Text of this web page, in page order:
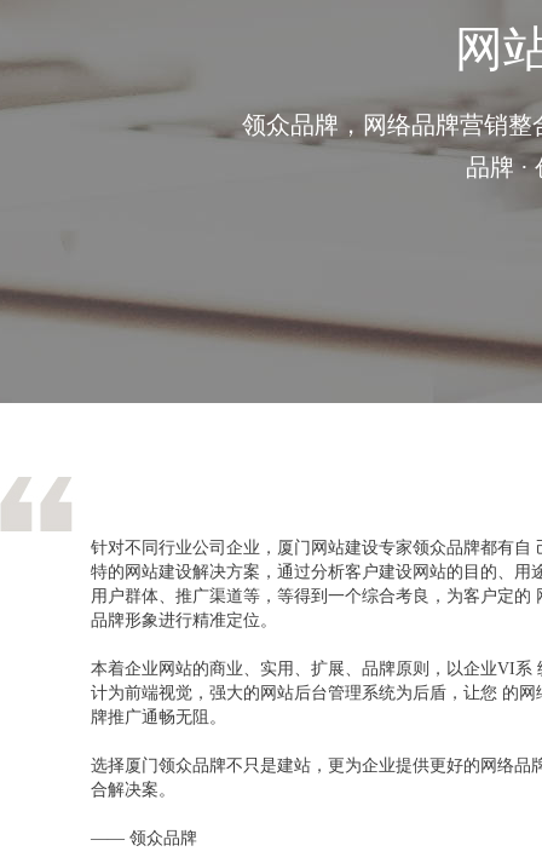
网
领众品牌，网络品牌营销
品牌 ·
针对不同行业公司企业，厦门网站建设专家领众品牌都有自
特的网站建设解决方案，通过分析客户建设网站的目的、用
用户群体、推广渠道等，等得到一个综合考良，为客户定的
品牌形象进行精准定位。
本着企业网站的商业、实用、扩展、品牌原则，以企业VI系
计为前端视觉，强大的网站后台管理系统为后盾，让您 的网
牌推广通畅无阻。
选择厦门领众品牌不只是建站，更为企业提供更好的网络品
合解决案。
—— 领众品牌